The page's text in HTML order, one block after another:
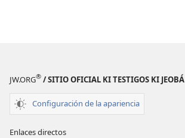
JW.ORG® / SITIO OFICIAL KI TESTIGOS KI JEOBÁ
Configuración de la apariencia
Enlaces directos